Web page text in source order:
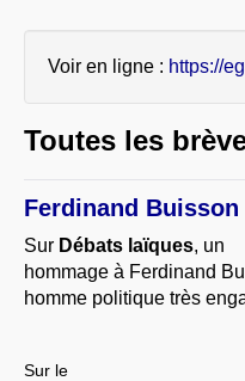
Voir en ligne : https://
Toutes les
Ferdinand Buisson
Sur Débats laïques, un
hommage à Ferdinand
homme politique très
Sur le